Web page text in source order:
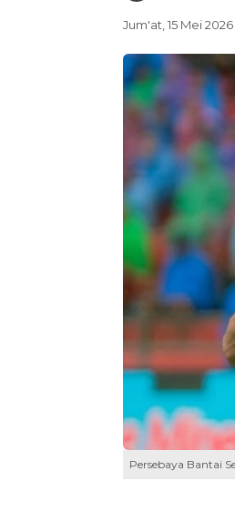
Jum'at, 15 Mei 2026
Persebaya Bantai